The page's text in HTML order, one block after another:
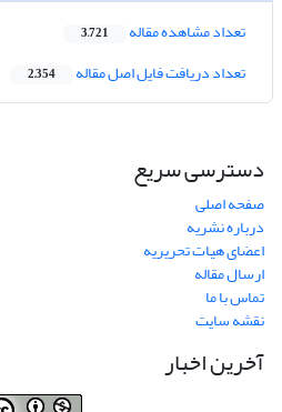
تعداد مشاهده مقاله 3,721
تعداد دریافت فایل اصل مقاله 2,354
دسترسی سریع
صفحه اصلی
درباره نشریه
اعضای هیات تحریریه
ارسال مقاله
تماس با ما
نقشه سایت
آخرین اخبار